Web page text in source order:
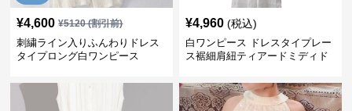
¥4,600 ¥5120(割引前)
刺繍ライン入りふんわりドレス
タイプロング白ワンピース
¥4,960 (税込)
白ワンピース ドレスタイプレー
ス裾細肩紐ティアードミディド